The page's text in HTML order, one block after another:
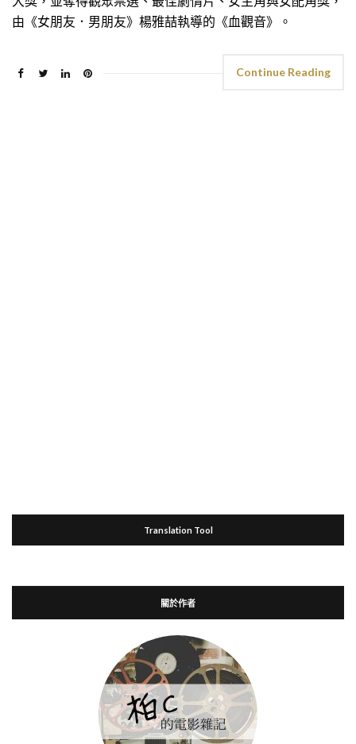
由《女朋友．男朋友》楊雅喆執導的《血觀音》。
Continue Reading
Translation Tool
關於作者